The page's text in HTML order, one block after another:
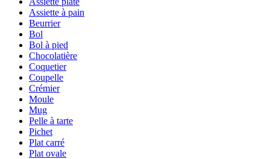
Assiette à pain
Beurrier
Bol
Bol à pied
Chocolatière
Coquetier
Coupelle
Crémier
Moule
Mug
Pelle à tarte
Pichet
Plat carré
Plat ovale